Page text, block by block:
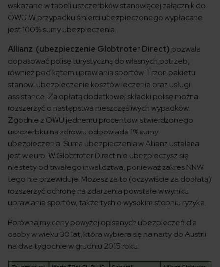
wskazane w tabeli uszczerbków stanowiącej załącznik do
OWU. W przypadku śmierci ubezpieczonego wypłacane
jest 100% sumy ubezpieczenia.
Allianz (ubezpieczenie Globtroter Direct) pozwala
dopasować polisę turystyczną do własnych potrzeb,
również pod kątem uprawiania sportów. Trzon pakietu
stanowi ubezpieczenie kosztów leczenia oraz usługi
assistance. Za opłatą dodatkowej składki polisę można
rozszerzyć o następstwa nieszczęśliwych wypadków.
Zgodnie z OWU jednemu procentowi stwierdzonego
uszczerbku na zdrowiu odpowiada 1% sumy
ubezpieczenia. Suma ubezpieczenia w Allianz ustalana
jest w euro. W Globtroter Direct nie ubezpieczysz się
niestety od trwałego inwalidztwa, ponieważ zakres NNW
tego nie przewiduje. Możesz za to (oczywiście za dopłatą)
rozszerzyć ochronę na zdarzenia powstałe w wyniku
uprawiania sportów, także tych o wysokim stopniu ryzyka.
Porównajmy ceny powyżej opisanych ubezpieczeń dla
osoby w wieku 30 lat, która wybiera się na narty do Austrii
na dwa tygodnie w grudniu 2015 roku: